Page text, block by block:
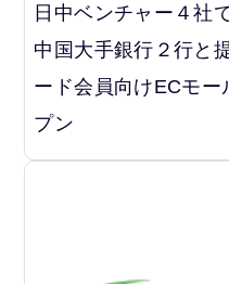
日中ベンチャー４社
中国大手銀行２行と
ード会員向けECモ
プン